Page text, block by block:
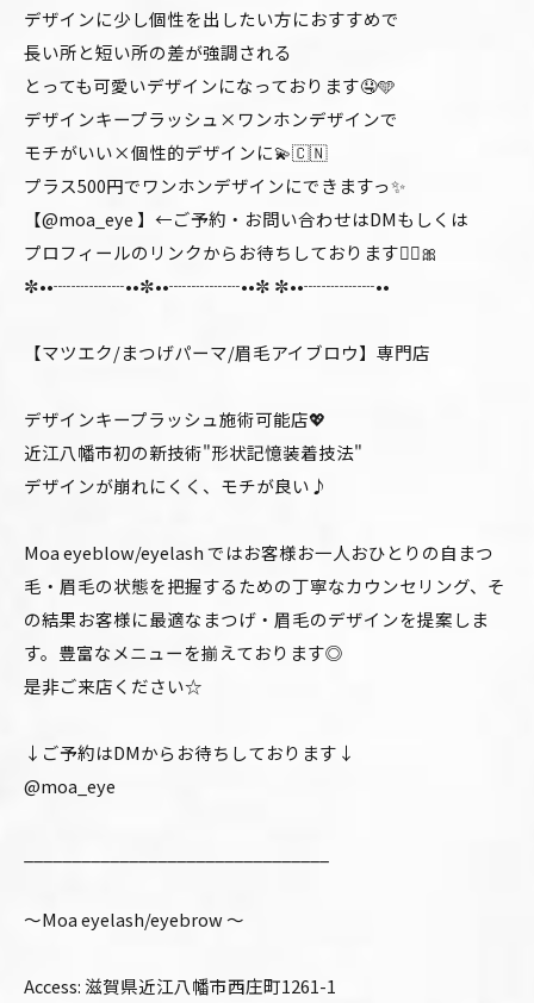
デザインに少し個性を出したい方におすすめで
長い所と短い所の差が強調される
とっても可愛いデザインになっております🤤🩵
デザインキープラッシュ×ワンホンデザインで
モチがいい×個性的デザインに💫🇨🇳
プラス500円でワンホンデザインにできますっ✨
【@moa_eye 】←ご予約・お問い合わせはDMもしくは
プロフィールのリンクからお待ちしております🙂‍↕️🎀
✼••┈┈┈┈••✼••┈┈┈┈••✼ ✼••┈┈┈┈••
【マツエク/まつげパーマ/眉毛アイブロウ】専門店
デザインキープラッシュ施術可能店💖
近江八幡市初の新技術"形状記憶装着技法"
デザインが崩れにくく、モチが良い♪
Moa eyeblow/eyelash ではお客様お一人おひとりの自まつ
毛・眉毛の状態を把握するための丁寧なカウンセリング、そ
の結果お客様に最適なまつげ・眉毛のデザインを提案しま
す。豊富なメニューを揃えております◎
是非ご来店ください☆
↓ご予約はDMからお待ちしております↓
@moa_eye
〜Moa eyelash/eyebrow 〜
Access: 滋賀県近江八幡市西庄町1261-1